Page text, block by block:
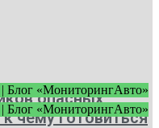
| Блог «МониторингАвто»
| Блог «МониторингАвто»
опасных
к чему готовиться